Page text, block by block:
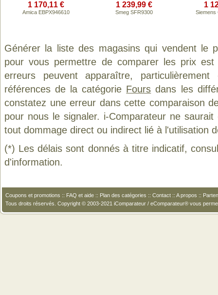
1 170,11 €
Amica EBPX946610
1 239,99 €
Smeg SFR9300
1
Siemens
Générer la liste des magasins qui vendent le
pour vous permettre de comparer les prix
erreurs peuvent apparaître,
références de la catégorie Fours dans les
constatez une erreur dans cette comparaison
pour nous le signaler. i-Comparateur ne
tout dommage direct ou indirect lié à l'utilisation
(*) Les délais sont donnés à titre indicatif,
d'information.
Coupons et promotions :: FAQ et aide :: Plan des catégories :: Contact :: A propos ::
Tous droits réservés. Copyright © 2003-2021 iComparateur / eComparateur® vous